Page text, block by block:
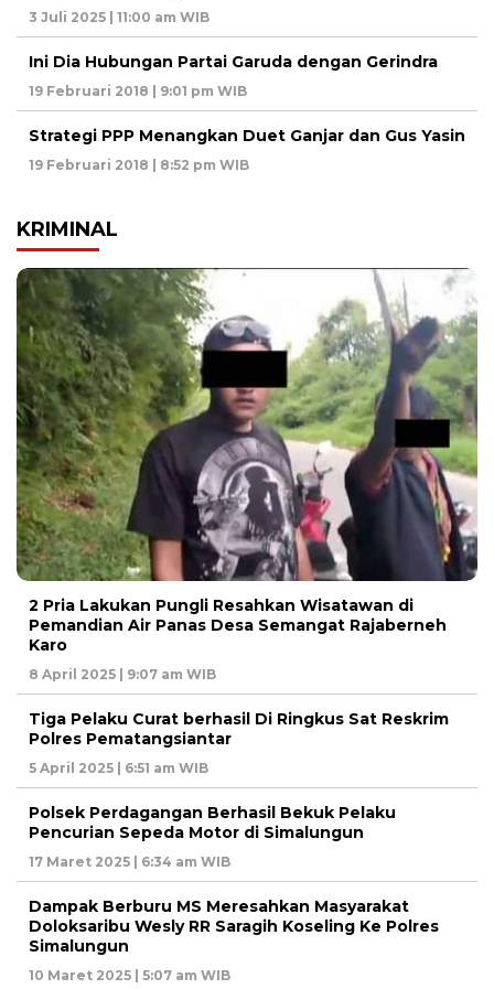
3 Juli 2025 | 11:00 am WIB
Ini Dia Hubungan Partai Garuda dengan Gerindra
19 Februari 2018 | 9:01 pm WIB
Strategi PPP Menangkan Duet Ganjar dan Gus Yasin
19 Februari 2018 | 8:52 pm WIB
KRIMINAL
2 Pria Lakukan Pungli Resahkan Wisatawan di
Pemandian Air Panas Desa Semangat Rajaberneh
Karo
8 April 2025 | 9:07 am WIB
Tiga Pelaku Curat berhasil Di Ringkus Sat Reskrim
Polres Pematangsiantar
5 April 2025 | 6:51 am WIB
Polsek Perdagangan Berhasil Bekuk Pelaku
Pencurian Sepeda Motor di Simalungun
17 Maret 2025 | 6:34 am WIB
Dampak Berburu MS Meresahkan Masyarakat
Doloksaribu Wesly RR Saragih Koseling Ke Polres
Simalungun
10 Maret 2025 | 5:07 am WIB